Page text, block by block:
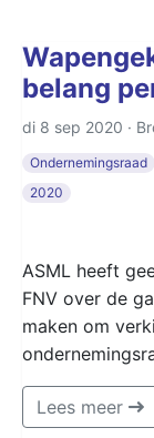
belang
di 8 sep 2020 ·
Ondernemingsraad
2020
ASML heeft
FNV over de
maken om
Lees meer